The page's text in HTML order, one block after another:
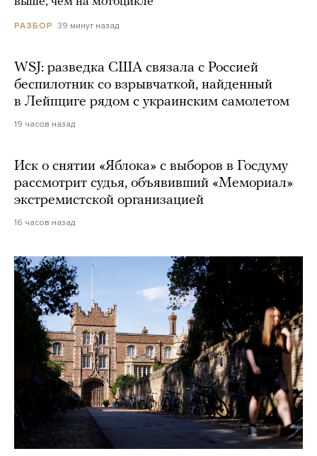
РАЗБОР 39 минут назад
WSJ: разведка США связала с Россией
беспилотник со взрывчаткой, найденный
в Лейпциге рядом с украинским самолетом
19 часов назад
Иск о снятии «Яблока» с выборов в Госдуму
рассмотрит судья, объявивший «Мемориал»
экстремистской организацией
16 часов назад